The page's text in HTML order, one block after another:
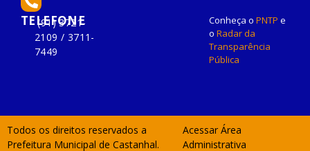
TELEFONE
(91) 3721-
2109 / 3711-
7449
Conheça o PNTP e
o Radar da
Transparência
Pública
Todos os direitos reservados a
Prefeitura Municipal de Castanhal.
Acessar Área
Administrativa